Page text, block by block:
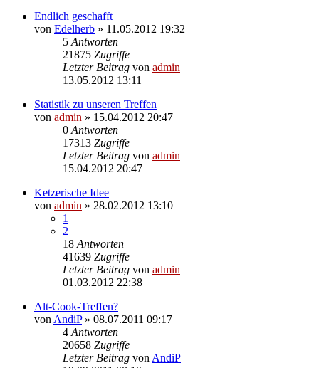
Endlich geschafft
von Edelherb » 11.05.2012 19:32
5 Antworten
21875 Zugriffe
Letzter Beitrag von admin
13.05.2012 13:11
Statistik zu unseren Treffen
von admin » 15.04.2012 20:47
0 Antworten
17313 Zugriffe
Letzter Beitrag von admin
15.04.2012 20:47
Ketzerische Idee
von admin » 28.02.2012 13:10
1
2
18 Antworten
41639 Zugriffe
Letzter Beitrag von admin
01.03.2012 22:38
Alt-Cook-Treffen?
von AndiP» 08.07.2011 09:17
4 Antworten
20658 Zugriffe
Letzter Beitrag von AndiP